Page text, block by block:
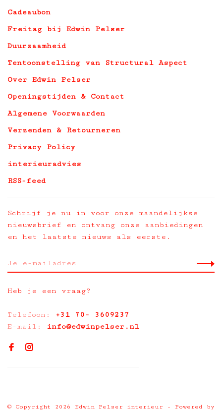
Cadeaubon
Freitag bij Edwin Pelser
Duurzaamheid
Tentoonstelling van Structural Aspect
Over Edwin Pelser
Openingstijden & Contact
Algemene Voorwaarden
Verzenden & Retourneren
Privacy Policy
interieuradvies
RSS-feed
Schrijf je nu in voor onze maandelijkse
nieuwsbrief en ontvang onze aanbiedingen
en het laatste nieuws als eerste.
Heb je een vraag?
Telefoon: +31 70- 3609237
E-mail:
info@edwinpelser.nl
© Copyright 2026 Edwin Pelser interieur - Powered by